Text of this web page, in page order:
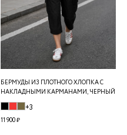
БЕРМУДЫ ИЗ ПЛОТНОГО ХЛОПКА С
НАКЛАДНЫМИ КАРМАНАМИ, ЧЕРНЫЙ
+3
11 900 ₽